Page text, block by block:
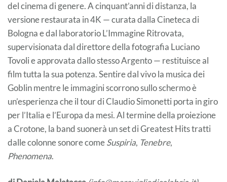
del cinema di genere. A cinquant’anni di distanza, la
versione restaurata in 4K — curata dalla Cineteca di
Bologna e dal laboratorio L’Immagine Ritrovata,
supervisionata dal direttore della fotografia Luciano
Tovoli e approvata dallo stesso Argento — restituisce al
film tutta la sua potenza. Sentire dal vivo la musica dei
Goblin mentre le immagini scorrono sullo schermo è
un’esperienza che il tour di Claudio Simonetti porta in giro
per l’Italia e l’Europa da mesi. Al termine della proiezione
a Crotone, la band suonerà un set di Greatest Hits tratti
dalle colonne sonore comeSuspiria, Tenebre,
Phenomena.